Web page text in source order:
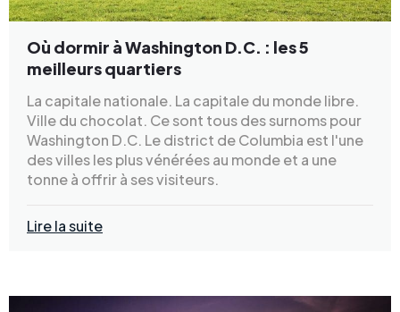
Où dormir à Washington D.C. : les 5
meilleurs quartiers
La capitale nationale. La capitale du monde libre.
Ville du chocolat. Ce sont tous des surnoms pour
Washington D.C. Le district de Columbia est l'une
des villes les plus vénérées au monde et a une
tonne à offrir à ses visiteurs.
Lire la suite